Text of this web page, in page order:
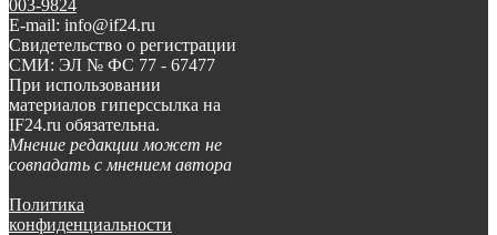
003-9824
E-mail: info@if24.ru
Свидетельство о регистрации
СМИ: ЭЛ № ФС 77 - 67477
При использовании
материалов гиперссылка на
IF24.ru обязательна.
Мнение редакции может не
совпадать с мнением автора
Политика
конфиденциальности